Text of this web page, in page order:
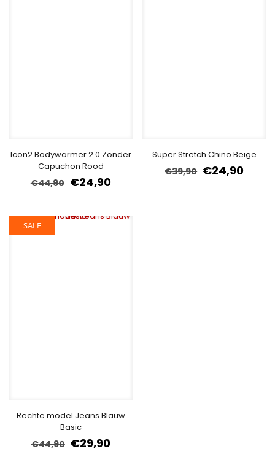
Icon2 Bodywarmer 2.0 Zonder
Capuchon Rood
€44,90 €24,90
Super Stretch Chino Beige
€39,90 €24,90
SALE
Rechte model Jeans Blauw
Basic
€44,90 €29,90